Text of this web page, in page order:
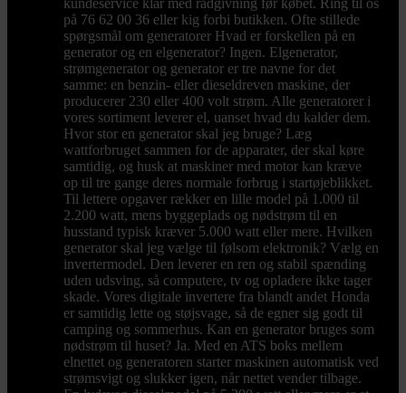
kundeservice klar med rådgivning før købet. Ring til os
på 76 62 00 36 eller kig forbi butikken. Ofte stillede
spørgsmål om generatorer Hvad er forskellen på en
generator og en elgenerator? Ingen. Elgenerator,
strømgenerator og generator er tre navne for det
samme: en benzin- eller dieseldreven maskine, der
producerer 230 eller 400 volt strøm. Alle generatorer i
vores sortiment leverer el, uanset hvad du kalder dem.
Hvor stor en generator skal jeg bruge? Læg
wattforbruget sammen for de apparater, der skal køre
samtidig, og husk at maskiner med motor kan kræve
op til tre gange deres normale forbrug i startøjeblikket.
Til lettere opgaver rækker en lille model på 1.000 til
2.200 watt, mens byggeplads og nødstrøm til en
husstand typisk kræver 5.000 watt eller mere. Hvilken
generator skal jeg vælge til følsom elektronik? Vælg en
invertermodel. Den leverer en ren og stabil spænding
uden udsving, så computere, tv og opladere ikke tager
skade. Vores digitale invertere fra blandt andet Honda
er samtidig lette og støjsvage, så de egner sig godt til
camping og sommerhus. Kan en generator bruges som
nødstrøm til huset? Ja. Med en ATS boks mellem
elnettet og generatoren starter maskinen automatisk ved
strømsvigt og slukker igen, når nettet vender tilbage.